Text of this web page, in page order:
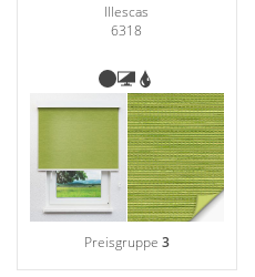
Illescas
6318
Preisgruppe 3